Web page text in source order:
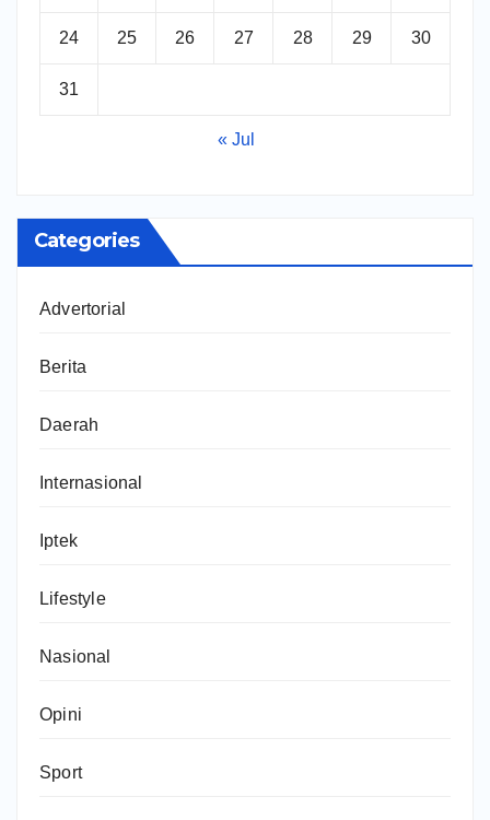
24 25 26 27 28 29 30
31
« Jul
Categories
Advertorial
Berita
Daerah
Internasional
Iptek
Lifestyle
Nasional
Opini
Sport